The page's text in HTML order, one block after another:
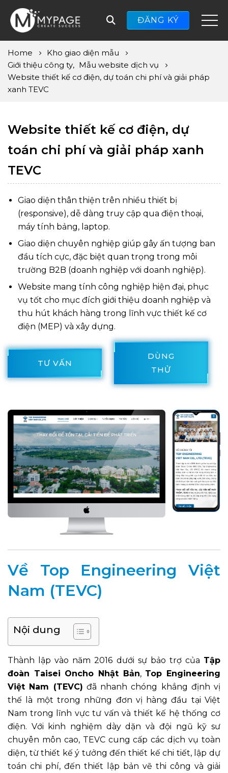
ĐĂNG KÝ
Home
Kho giao diện mẫu
Giới thiệu công ty, Mẫu website dịch vụ
Website thiết kế cơ điện, dự toán chi phí và giải pháp
xanh TEVC
Website thiết kế cơ điện, dự
toán chi phí và giải pháp xanh
TEVC
Giao diện thân thiện trên nhiều thiết bị
(responsive), dễ dàng truy cập qua điện thoại,
máy tính bảng, laptop.
Giao diện chuyên nghiệp giúp gây ấn tượng ban
đầu tích cực, đặc biệt quan trọng trong môi
trường B2B (doanh nghiệp với doanh nghiệp).
Website mang tính công nghiệp hiện đại, phục
vụ tốt cho mục đích giới thiệu doanh nghiệp và
thu hút khách hàng trong lĩnh vực thiết kế cơ
điện (MEP) và xây dựng.
TƯ VẤN
DÙNG
THỬ
Về Top Engineering Việt
Nam (TEVC)
Nội dung
Thành lập vào năm 2016 dưới sự bảo trợ của Tập
đoàn Taisei Oncho Nhật Bản, Top Engineering
Việt Nam (TEVC) đã nhanh chóng khẳng định vị
thế là một trong những đơn vị hàng đầu tại Việt
Nam trong lĩnh vực tư vấn và thiết kế hệ thống cơ
điện. Với kinh nghiệm dày dặn và đội ngũ kỹ sư
chuyên môn cao, TEVC cung cấp các dịch vụ toàn
diện, từ thiết kế ý tưởng đến thiết kế chi tiết, lập dự
toán chi phí, đến thiết lập bản vẽ thi công và giải